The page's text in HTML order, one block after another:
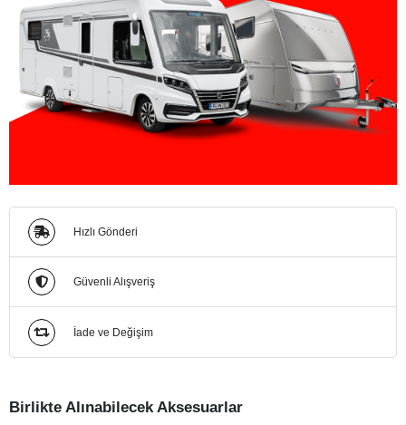
Hızlı Gönderi
Güvenli Alışveriş
İade ve Değişim
Birlikte Alınabilecek Aksesuarlar